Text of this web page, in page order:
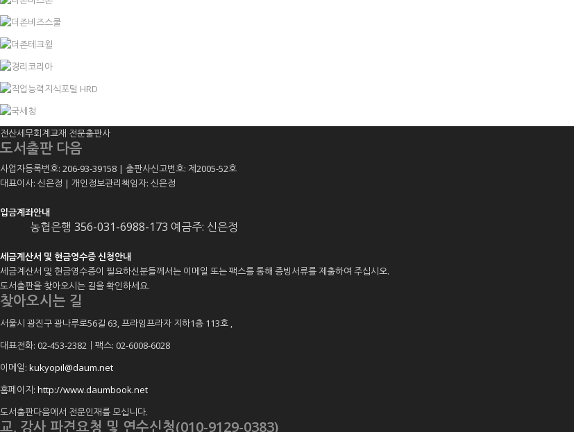
전산세무회계교재 전문출판사
도서출판 다음
사업자등록번호: 206-93-39158 | 출판사신고번호: 제2005-52호
대표이사: 신은정 | 개인정보관리책임자: 신은정
입금계좌안내
농협은행 356-031-6988-173 예금주: 신은정
세금계산서 및 현금영수증 신청안내
세금계산서 및 현금영수증이 필요하신분들께서는 이메일 또는 팩스를 통해 증빙서류를 제출하여 주십시오.
도서출판을 찾아오시는 길을 확인하세요.
찾아오시는 길
서울시 광진구 광나루로56길 63, 프라임프라자 지하1층 113호 ,
대표전화: 02-453-2382ㅣ팩스: 02-6008-6028
이메일: kukyopil@daum.net
홈페이지: http://www.daumbook.net
도서출판다음에서 전문인재를 모십니다.
교, 강사 파견요청 및 연수신청(010-9129-0383)